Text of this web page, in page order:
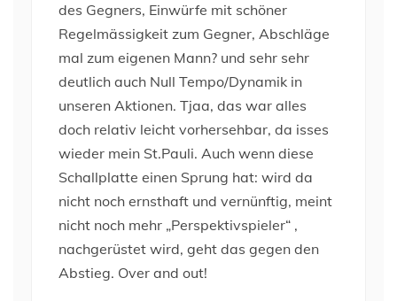
des Gegners, Einwürfe mit schöner
Regelmässigkeit zum Gegner, Abschläge
mal zum eigenen Mann? und sehr sehr
deutlich auch Null Tempo/Dynamik in
unseren Aktionen. Tjaa, das war alles
doch relativ leicht vorhersehbar, da isses
wieder mein St.Pauli. Auch wenn diese
Schallplatte einen Sprung hat: wird da
nicht noch ernsthaft und vernünftig, meint
nicht noch mehr „Perspektivspieler“ ,
nachgerüstet wird, geht das gegen den
Abstieg. Over and out!